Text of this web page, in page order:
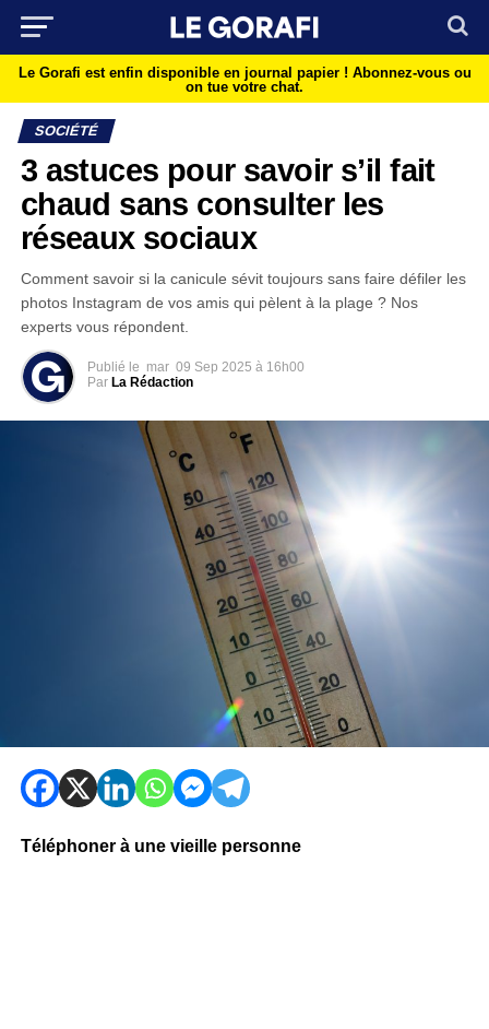
Le Gorafi est enfin disponible en journal papier ! Abonnez-vous ou
on tue votre chat.
SOCIÉTÉ
3 astuces pour savoir s’il fait
chaud sans consulter les
réseaux sociaux
Comment savoir si la canicule sévit toujours sans faire défiler les
photos Instagram de vos amis qui pèlent à la plage ? Nos
experts vous répondent.
Publié le mar 09 Sep 2025 à 16h00
Par La Rédaction
Téléphoner à une vieille personne